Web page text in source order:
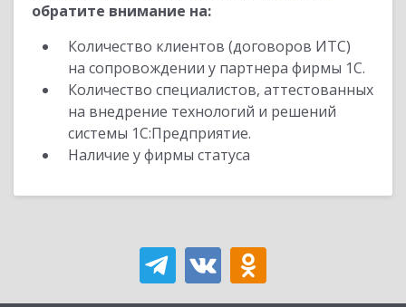
обратите внимание на:
Количество клиентов (договоров ИТС)
на сопровождении у партнера фирмы 1С.
Количество специалистов, аттестованных
на внедрение технологий и решений
системы 1С:Предприятие.
Наличие у фирмы статуса